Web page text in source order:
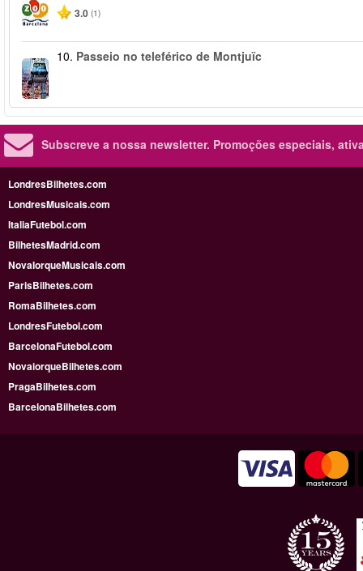
3.0 (1)
10. Passeio no teleférico de Montjuïc
Subscreve a nossa newsletter. Promoções especiais,
LondresBilhetes.com
LondresMusicais.com
ItaliaFutebol.com
BilhetesMadrid.com
NovaIorqueMusicais.com
ParisBilhetes.com
RomaBilhetes.com
LondresFutebol.com
BarcelonaFutebol.com
NovaiorqueBilhetes.com
PragaBilhetes.com
BarcelonaBilhetes.com